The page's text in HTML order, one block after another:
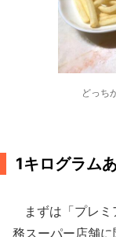
どっち
1キログラム
まずは「プレミ
務スーパー店舗